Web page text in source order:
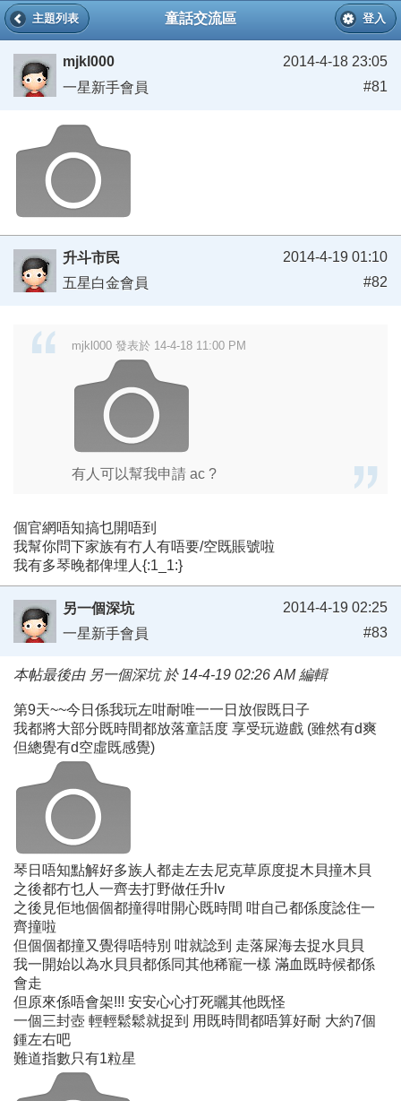
童話交流區
主題列表 登入
mjkl000
一星新手會員
2014-4-18 23:05
#81
升斗市民
五星白金會員
2014-4-19 01:10
#82
mjkl000 發表於 14-4-18 11:00 PM
有人可以幫我申請 ac ?
個官網唔知搞乜開唔到
我幫你問下家族有冇人有唔要/空既賬號啦
我有多琴晚都俾埋人{:1_1:}
另一個深坑
一星新手會員
2014-4-19 02:25
#83
本帖最後由 另一個深坑 於 14-4-19 02:26 AM 編輯
第9天~~今日係我玩左咁耐唯一一日放假既日子
我都將大部分既時間都放落童話度 享受玩遊戲 (雖然有d爽
但總覺有d空虛既感覺)
琴日唔知點解好多族人都走左去尼克草原度捉木貝撞木貝
之後都冇乜人一齊去打野做任升lv
之後見佢地個個都撞得咁開心既時間 咁自己都係度諗住一
齊撞啦
但個個都撞又覺得唔特別 咁就諗到 走落屎海去捉水貝貝
我一開始以為水貝貝都係同其他稀寵一樣 滿血既時候都係
會走
但原來係唔會架!!! 安安心心打死曬其他既怪
一個三封壺 輕輕鬆鬆就捉到 用既時間都唔算好耐 大約7個
鍾左右吧
難道指數只有1粒星